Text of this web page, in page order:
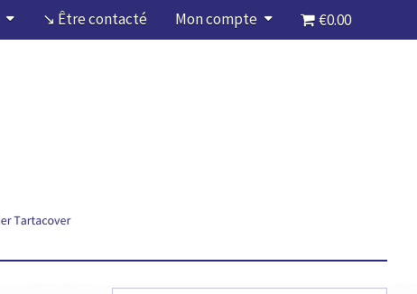
↘ Être contacté Mon compte €0.00